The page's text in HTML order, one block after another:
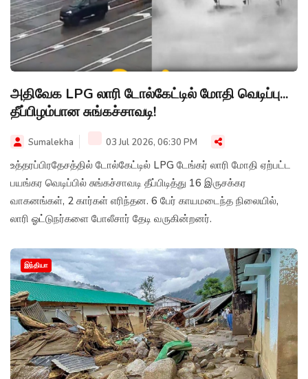
அதிவேக LPG லாரி டோல்கேட்டில் மோதி வெடிப்பு...
தீப்பிழம்பான சுங்கச்சாவடி!
Sumalekha 03 Jul 2026, 06:30 PM
உத்தரப்பிரதேசத்தில் டோல்கேட்டில் LPG டேங்கர் லாரி மோதி ஏற்பட்ட
பயங்கர வெடிப்பில் சுங்கச்சாவடி தீப்பிடித்து 16 இருசக்கர
வாகனங்கள், 2 கார்கள் எரிந்தன. 6 பேர் காயமடைந்த நிலையில்,
லாரி ஓட்டுநர்களை போலீசார் தேடி வருகின்றனர்.
இந்தியா